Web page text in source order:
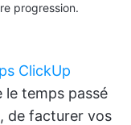
progression.
ClickUp
le temps passé
de facturer vos